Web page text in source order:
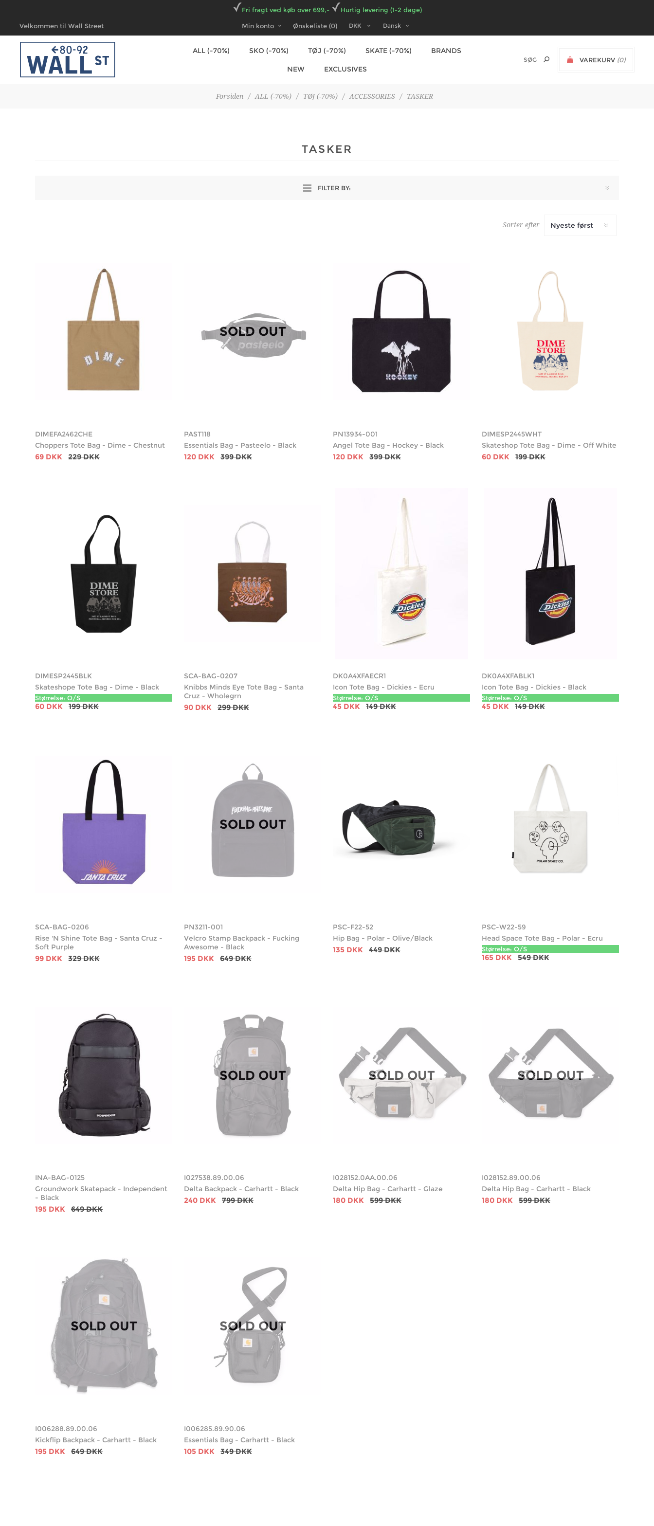
Fri fragt ved køb over 699,- Hurtig levering (1-2 dage)
Velkommen til Wall Street Min konto Ønskeliste (0)
VAREKURV (0)
ALL (-70%) SKO (-70%) TØJ (-70%) SKATE (-70%) BRANDS
NEW EXCLUSIVES
Forsiden / ALL (-70%) / TØJ (-70%) / ACCESSORIES / TASKER
FILTER BY:
TASKER
Sorter efter
DIMEFA2462CHE
Choppers Tote Bag - Dime - Chestnut
69 DKK 229 DKK
SOLD OUT
PAST118
Essentials Bag - Pasteelo - Black
120 DKK 399 DKK
PN13934-001
Angel Tote Bag - Hockey - Black
120 DKK 399 DKK
DIMESP2445WHT
Skateshop Tote Bag - Dime - Off White
60 DKK 199 DKK
DIMESP2445BLK
Skateshope Tote Bag - Dime - Black
Størrelse: O/S
60 DKK 199 DKK
SCA-BAG-0207
Knibbs Minds Eye Tote Bag - Santa
Cruz - Wholegrn
90 DKK 299 DKK
DK0A4XFAECR1
Icon Tote Bag - Dickies - Ecru
Størrelse: O/S
45 DKK 149 DKK
DK0A4XFABLK1
Icon Tote Bag - Dickies - Black
Størrelse: O/S
45 DKK 149 DKK
SCA-BAG-0206
Rise 'N Shine Tote Bag - Santa Cruz -
Soft Purple
99 DKK 329 DKK
SOLD OUT
PN3211-001
Velcro Stamp Backpack - Fucking
Awesome - Black
195 DKK 649 DKK
PSC-F22-52
Hip Bag - Polar - Olive/Black
135 DKK 449 DKK
PSC-W22-59
Head Space Tote Bag - Polar - Ecru
Størrelse: O/S
165 DKK 549 DKK
INA-BAG-0125
Groundwork Skatepack - Independent
- Black
195 DKK 649 DKK
SOLD OUT
I027538.89.00.06
Delta Backpack - Carhartt - Black
240 DKK 799 DKK
SOLD OUT
I028152.0AA.00.06
Delta Hip Bag - Carhartt - Glaze
180 DKK 599 DKK
SOLD OUT
I028152.89.00.06
Delta Hip Bag - Carhartt - Black
180 DKK 599 DKK
SOLD OUT
I006288.89.00.06
Kickflip Backpack - Carhartt - Black
195 DKK 649 DKK
SOLD OUT
I006285.89.90.06
Essentials Bag - Carhartt - Black
105 DKK 349 DKK